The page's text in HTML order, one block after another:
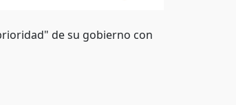
de su gobierno con